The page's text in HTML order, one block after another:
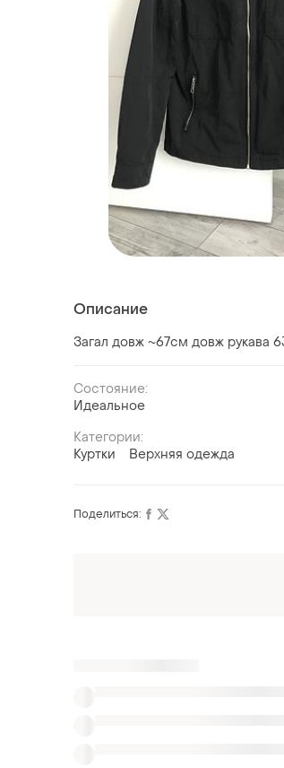
Описание
Загал довж ~67см довж
Состояние:
Идеальное
Категории:
Куртки
Верхняя одежда
Поделиться: